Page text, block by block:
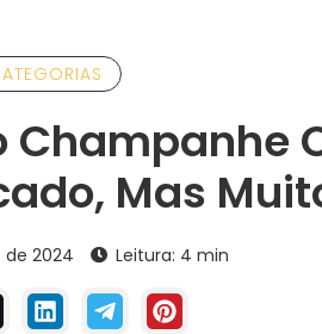
Champanhe
Mas
2024 Leitura: 4 min